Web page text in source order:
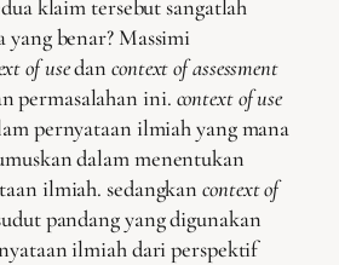
klaim tersebut sangatlah
yang benar? Massimi
of usedancontext of assessment
permasalahan ini. context of use
pernyataan ilmiah yang mana
dalam menentukan
ilmiah. sedangkancontext of
pandang yang digunakan
ilmiah dari perspektif